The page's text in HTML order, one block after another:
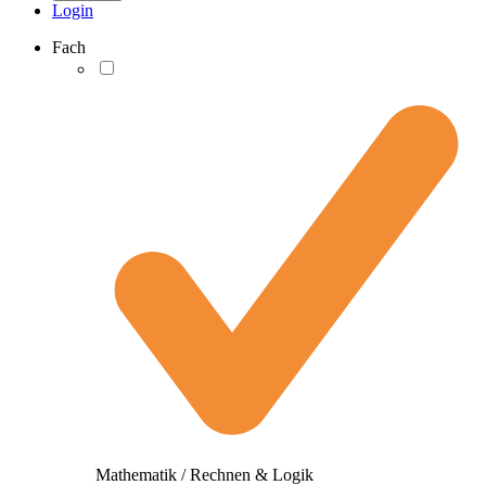
Login
Fach
Mathematik / Rechnen & Logik